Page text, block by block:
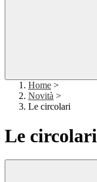
Home >
Novità >
Le circolari
Le circolari